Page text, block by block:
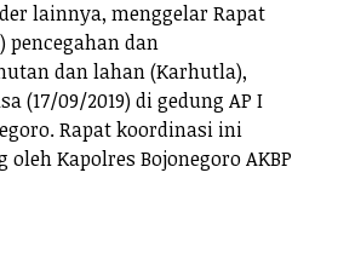
lainnya, menggelar Rapat
pencegahan dan
dan lahan (Karhutla),
(17/09/2019) di gedung AP I
Rapat koordinasi ini
Kapolres Bojonegoro AKBP